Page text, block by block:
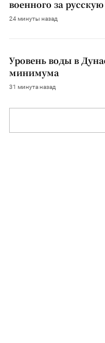
военного за
24 минуты назад
Уровень воды в
минимума
31 минута назад